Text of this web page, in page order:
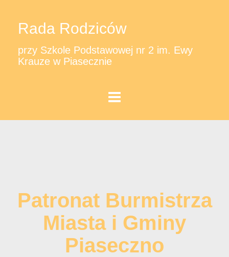
Rada Rodziców
przy Szkole Podstawowej nr 2 im. Ewy
Krauze w Piasecznie
Patronat Burmistrza
Miasta i Gminy
Piaseczno